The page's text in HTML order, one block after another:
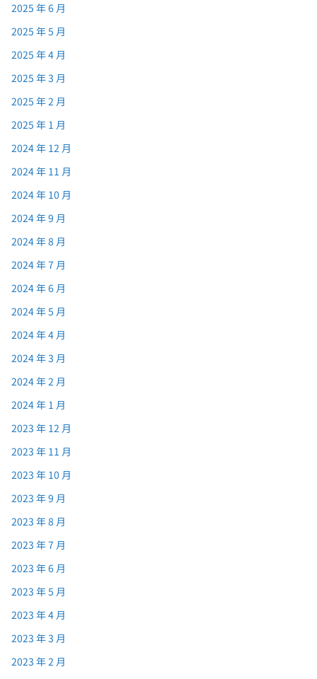
2025 年 6 月
2025 年 5 月
2025 年 4 月
2025 年 3 月
2025 年 2 月
2025 年 1 月
2024 年 12 月
2024 年 11 月
2024 年 10 月
2024 年 9 月
2024 年 8 月
2024 年 7 月
2024 年 6 月
2024 年 5 月
2024 年 4 月
2024 年 3 月
2024 年 2 月
2024 年 1 月
2023 年 12 月
2023 年 11 月
2023 年 10 月
2023 年 9 月
2023 年 8 月
2023 年 7 月
2023 年 6 月
2023 年 5 月
2023 年 4 月
2023 年 3 月
2023 年 2 月